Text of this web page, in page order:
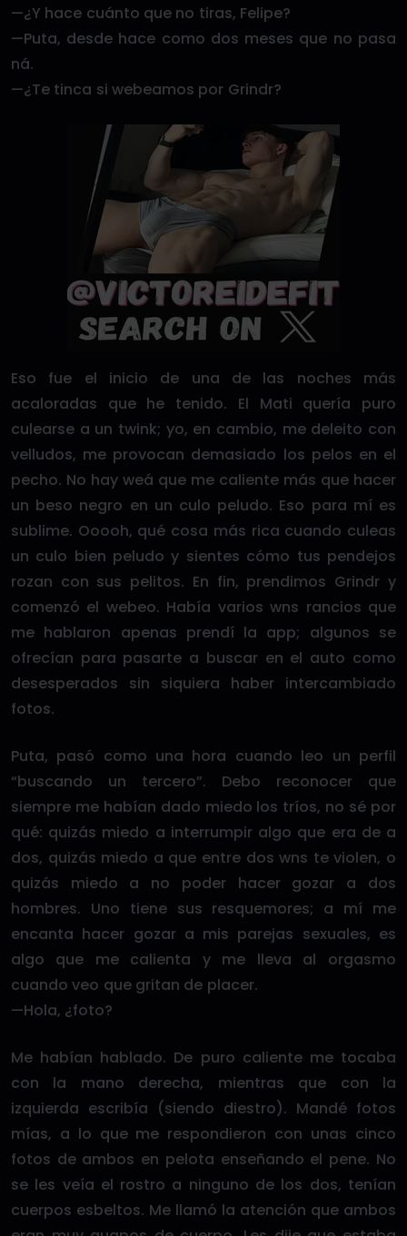
—¿Y hace cuánto que no tiras, Felipe?
—Puta, desde hace como dos meses que no pasa
ná.
—¿Te tinca si webeamos por Grindr?
Eso fue el inicio de una de las noches más
acaloradas que he tenido. El Mati quería puro
culearse a un twink; yo, en cambio, me deleito con
velludos, me provocan demasiado los pelos en el
pecho. No hay weá que me caliente más que hacer
un beso negro en un culo peludo. Eso para mí es
sublime. Ooooh, qué cosa más rica cuando culeas
un culo bien peludo y sientes cómo tus pendejos
rozan con sus pelitos. En fin, prendimos Grindr y
comenzó el webeo. Había varios wns rancios que
me hablaron apenas prendí la app; algunos se
ofrecían para pasarte a buscar en el auto como
desesperados sin siquiera haber intercambiado
fotos.
Puta, pasó como una hora cuando leo un perfil
“buscando un tercero”. Debo reconocer que
siempre me habían dado miedo los tríos, no sé por
qué: quizás miedo a interrumpir algo que era de a
dos, quizás miedo a que entre dos wns te violen, o
quizás miedo a no poder hacer gozar a dos
hombres. Uno tiene sus resquemores; a mí me
encanta hacer gozar a mis parejas sexuales, es
algo que me calienta y me lleva al orgasmo
cuando veo que gritan de placer.
—Hola, ¿foto?
Me habían hablado. De puro caliente me tocaba
con la mano derecha, mientras que con la
izquierda escribía (siendo diestro). Mandé fotos
mías, a lo que me respondieron con unas cinco
fotos de ambos en pelota enseñando el pene. No
se les veía el rostro a ninguno de los dos, tenían
cuerpos esbeltos. Me llamó la atención que ambos